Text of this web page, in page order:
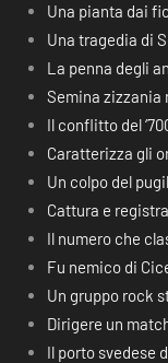
Una pianta dai
Una tragedia di
La penna degli
Semina zizzania
Il conflitto del
Caratterizza gli
Un colpo del
Cattura e
Il numero che
Fu nemico di
Un gruppo rock
Dirigere un
Il porto svedese